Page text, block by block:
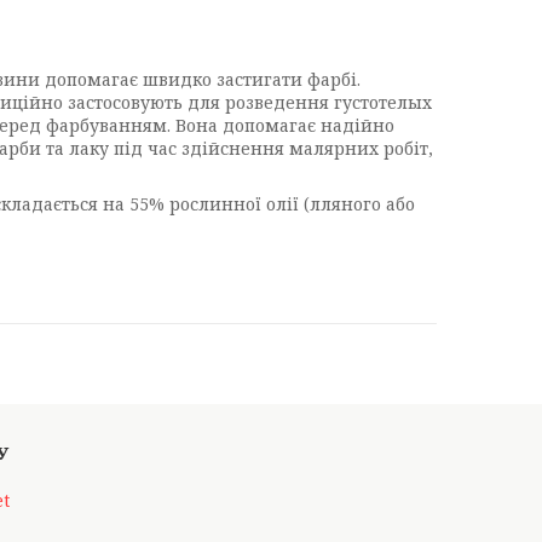
допомагає швидко застигати фарбі.
застосовують для розведення густотелых
фарбуванням. Вона допомагає надійно
та лаку під час здійснення малярних робіт,
на 55% рослинної олії (лляного або